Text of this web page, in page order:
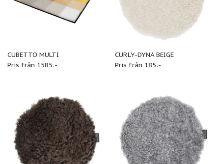
CUBETTO MULTI
Pris från 1585:-
CURLY-DYNA BEIGE
Pris från 185:-